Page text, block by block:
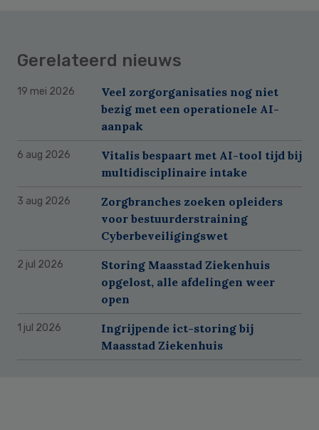
Gerelateerd nieuws
19 mei 2026
Veel zorgorganisaties nog niet
bezig met een operationele AI-
aanpak
6 aug 2026
Vitalis bespaart met AI-tool tijd bij
multidisciplinaire intake
3 aug 2026
Zorgbranches zoeken opleiders
voor bestuurderstraining
Cyberbeveiligingswet
2 jul 2026
Storing Maasstad Ziekenhuis
opgelost, alle afdelingen weer
open
1 jul 2026
Ingrijpende ict-storing bij
Maasstad Ziekenhuis